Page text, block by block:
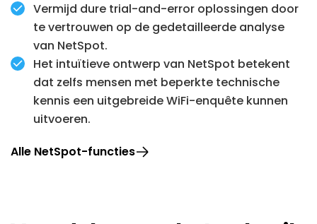
Vermijd dure trial-and-error oplossingen door
te vertrouwen op de gedetailleerde analyse
van NetSpot.
Het intuïtieve ontwerp van NetSpot betekent
dat zelfs mensen met beperkte technische
kennis een uitgebreide WiFi-enquête kunnen
uitvoeren.
Alle NetSpot-functies